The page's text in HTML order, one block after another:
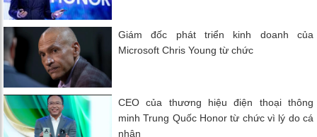
Giám đốc phát triển kinh doanh của
Microsoft Chris Young từ chức
CEO của thương hiệu điện thoại thông
minh Trung Quốc Honor từ chức vì lý do cá
nhân